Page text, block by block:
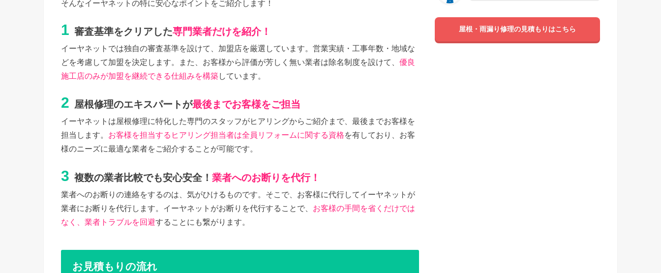
そんなイーヤネットの特に安心なポイントをご紹介します！
1 審査基準をクリアした専門業者だけを紹介！
イーヤネットでは独自の審査基準を設けて、加盟店を厳選しています。営業実績・工事年数・地域な
どを考慮して加盟を決定します。また、お客様から評価が芳しく無い業者は除名制度を設けて、 優良
施工店のみが加盟を継続できる仕組みを構築しています。
2 屋根修理のエキスパートが最後までお客様をご担当
イーヤネットは屋根修理に特化した専門のスタッフがヒアリングからご紹介まで、最後までお客様を
担当します。 お客様を担当するヒアリング担当者は全員リフォームに関する資格を有しており、お客
様のニーズに最適な業者をご紹介することが可能です。
3 複数の業者比較でも安心安全！ 業者へのお断りを代行！
業者へのお断りの連絡をするのは、気がひけるものです。そこで、お客様に代行してイーヤネットが
業者にお断りを代行します。イーヤネットがお断りを代行することで、 お客様の手間を省くだけでは
なく、業者トラブルを回避することにも繋がります。
お見積もりの流れ
屋根・雨漏り修理の見積もりはこちら